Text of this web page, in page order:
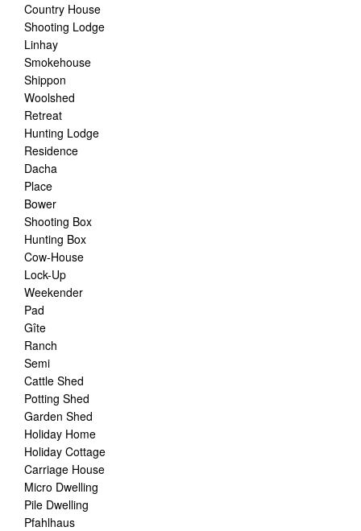
Country House
Shooting Lodge
Linhay
Smokehouse
Shippon
Woolshed
Retreat
Hunting Lodge
Residence
Dacha
Place
Bower
Shooting Box
Hunting Box
Cow-House
Lock-Up
Weekender
Pad
Gîte
Ranch
Semi
Cattle Shed
Potting Shed
Garden Shed
Holiday Home
Holiday Cottage
Carriage House
Micro Dwelling
Pile Dwelling
Pfahlhaus